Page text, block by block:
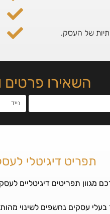
של העסק.
השאירו
תפריט דיגיטלי
מגוון תפריטים דיגיטליים
בעלי עסקים נחשפים לשינוי